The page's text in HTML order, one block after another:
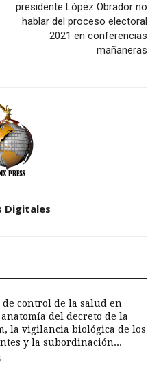
presidente López Obrador no
hablar del proceso electoral
2021 en conferencias
mañaneras
Digitales
de control de la salud en
del decreto de la
la vigilancia biológica de los
y la subordinación...